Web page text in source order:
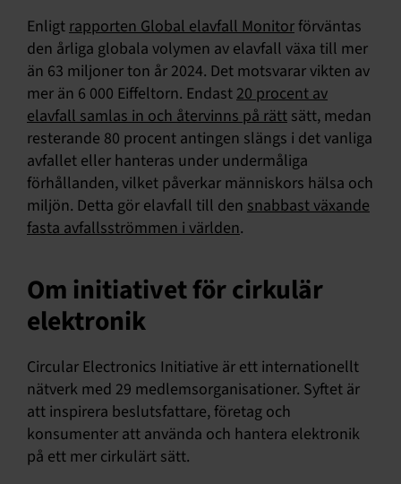
Enligt rapporten Global elavfall Monitorförväntas
den årliga globala volymen av elavfall växa till mer
än 63 miljoner ton år 2024. Det motsvarar vikten av
mer än 6 000 Eiffeltorn. Endast 20 procent av
elavfall samlas in och återvinns på rättsätt, medan
resterande 80 procent antingen slängs i det vanliga
avfallet eller hanteras under undermåliga
förhållanden, vilket påverkar människors hälsa och
miljön. Detta gör elavfall till den snabbast växande
fasta avfallsströmmen i världen.
Om initiativet för cirkulär
elektronik
Circular Electronics Initiative är ett internationellt
nätverk med 29 medlemsorganisationer. Syftet är
att inspirera beslutsfattare, företag och
konsumenter att använda och hantera elektronik
på ett mer cirkulärt sätt.